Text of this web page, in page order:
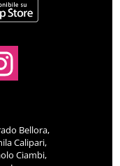
Bellora,
Calipari,
Ciambi,